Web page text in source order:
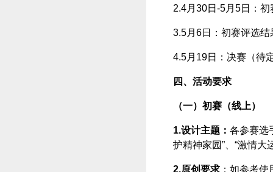
2.4月30日-5月5日：
3.5月6日：初赛评选结
4.5月19日：决赛（待
四、活动要求
（一）初赛（线上）
1.设计主题： 各参赛选
护精神家园”、“激情
2.原创要求 ：如参考